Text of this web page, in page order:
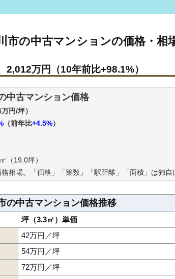
は、2,012万円（10年前比+98.1%）
歩距離で価格はどうなる？
格はどうなる？
市の中古マンションの過去の売買事例
くら
性を人口予想から検討しよう
いくらの不動産が買える？
市の中古マンションの価格・相
2,012万円（10年前比+98.1%）
中古マンション価格
円/坪）
（前年比+4.5%）
（19.0坪）
相場。「価格」「築数」「駅距離」「面積」は独自
の中古マンション価格推移
坪（3.3㎡）単価
42万円／坪
54万円／坪
72万円／坪